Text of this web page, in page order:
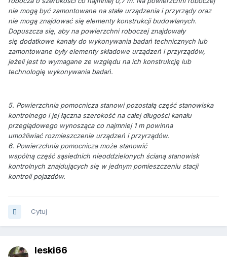
nie mogą być zamontowane na stałe urządzenia i przyrządy oraz
nie mogą znajdować się elementy konstrukcji budowlanych.
Dopuszcza się, aby na powierzchni roboczej znajdowały
się dodatkowe kanały do wykonywania badań technicznych lub
zamontowane były elementy składowe urządzeń i przyrządów,
jeżeli jest to wymagane ze względu na ich konstrukcję lub
technologię wykonywania badań.
5. Powierzchnia pomocnicza stanowi pozostałą część stanowiska
kontrolnego i jej łączna szerokość na całej długości kanału
przeglądowego wynosząca co najmniej 1 m powinna
umożliwiać rozmieszczenie urządzeń i przyrządów.
6. Powierzchnia pomocnicza może stanowić
wspólną część sąsiednich nieoddzielonych ścianą stanowisk
kontrolnych znajdujących się w jednym pomieszczeniu stacji
kontroli pojazdów.
Cytuj
leski66